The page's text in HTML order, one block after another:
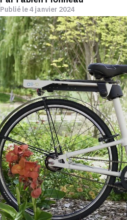
Publié le4 janvier 2024